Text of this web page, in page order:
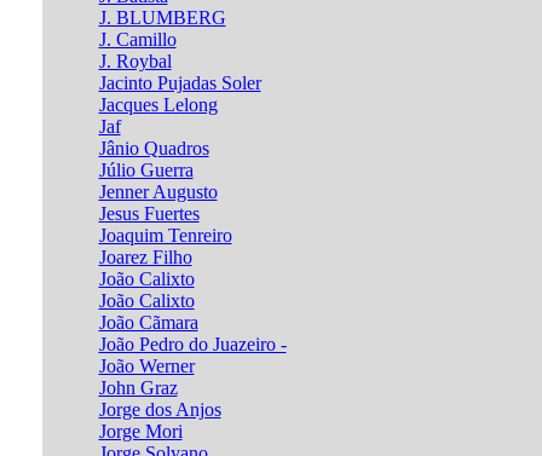
J. BLUMBERG
J. Camillo
J. Roybal
Jacinto Pujadas Soler
Jacques Lelong
Jaf
Jânio Quadros
Júlio Guerra
Jenner Augusto
Jesus Fuertes
Joaquim Tenreiro
Joarez Filho
João Calixto
João Calixto
João Cãmara
João Pedro do Juazeiro -
João Werner
John Graz
Jorge dos Anjos
Jorge Mori